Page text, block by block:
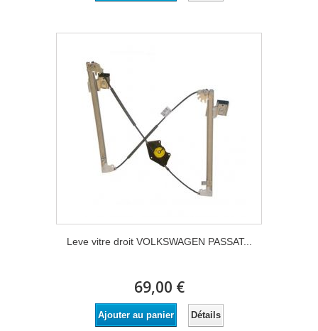
Leve vitre droit VOLKSWAGEN PASSAT...
69,00 €
Ajouter au panier Détails